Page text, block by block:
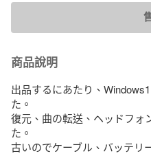
商品說明
出品するにあたり、
た。
復元、曲の転送、ヘッドフォ
た。
古いのでケーブル、バッテリ